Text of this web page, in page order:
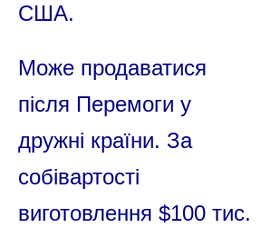
США.
Може продаватися
після Перемоги у
дружні країни. За
собівартості
виготовлення $100 тис.